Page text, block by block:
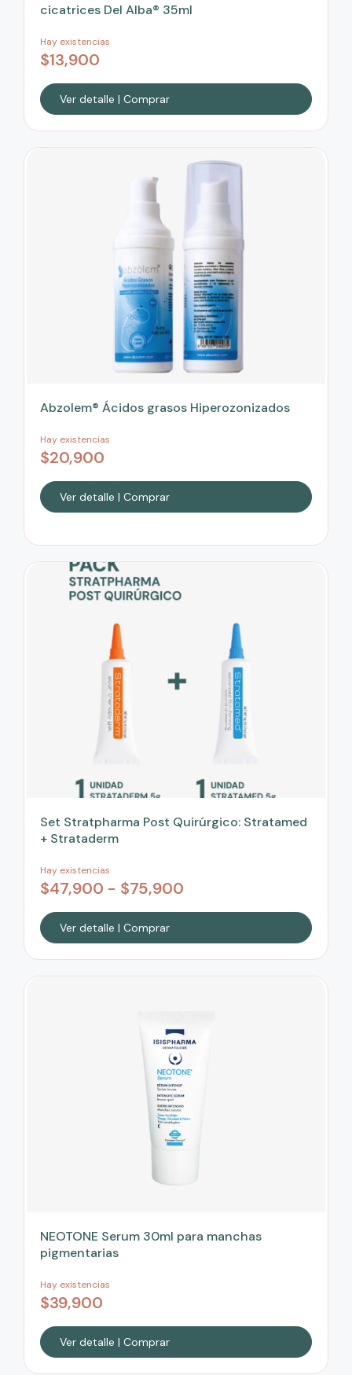
cicatrices Del Alba® 35ml
Hay existencias
$13,900
Ver detalle | Comprar
Abzolem® Ácidos grasos Hiperozonizados
Hay existencias
$20,900
Ver detalle | Comprar
Set Stratpharma Post Quirúrgico: Stratamed
+ Strataderm
Hay existencias
$47,900 - $75,900
Ver detalle | Comprar
NEOTONE Serum 30ml para manchas
pigmentarias
Hay existencias
$39,900
Ver detalle | Comprar